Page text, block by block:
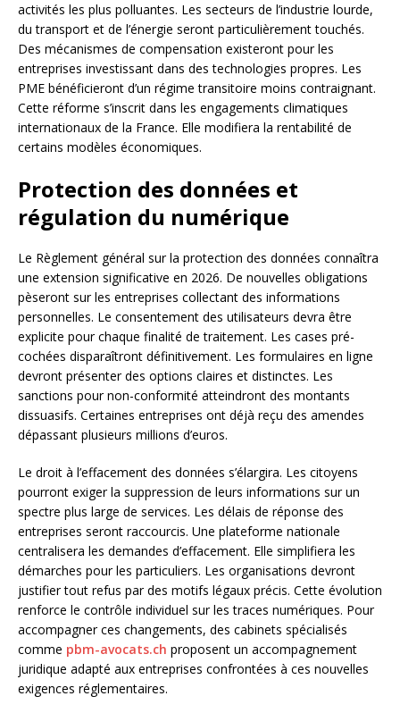
activités les plus polluantes. Les secteurs de l’industrie lourde,
du transport et de l’énergie seront particulièrement touchés.
Des mécanismes de compensation existeront pour les
entreprises investissant dans des technologies propres. Les
PME bénéficieront d’un régime transitoire moins contraignant.
Cette réforme s’inscrit dans les engagements climatiques
internationaux de la France. Elle modifiera la rentabilité de
certains modèles économiques.
Protection des données et
régulation du numérique
Le Règlement général sur la protection des données connaîtra
une extension significative en 2026. De nouvelles obligations
pèseront sur les entreprises collectant des informations
personnelles. Le consentement des utilisateurs devra être
explicite pour chaque finalité de traitement. Les cases pré-
cochées disparaîtront définitivement. Les formulaires en ligne
devront présenter des options claires et distinctes. Les
sanctions pour non-conformité atteindront des montants
dissuasifs. Certaines entreprises ont déjà reçu des amendes
dépassant plusieurs millions d’euros.
Le droit à l’effacement des données s’élargira. Les citoyens
pourront exiger la suppression de leurs informations sur un
spectre plus large de services. Les délais de réponse des
entreprises seront raccourcis. Une plateforme nationale
centralisera les demandes d’effacement. Elle simplifiera les
démarches pour les particuliers. Les organisations devront
justifier tout refus par des motifs légaux précis. Cette évolution
renforce le contrôle individuel sur les traces numériques. Pour
accompagner ces changements, des cabinets spécialisés
comme pbm-avocats.ch proposent un accompagnement
juridique adapté aux entreprises confrontées à ces nouvelles
exigences réglementaires.